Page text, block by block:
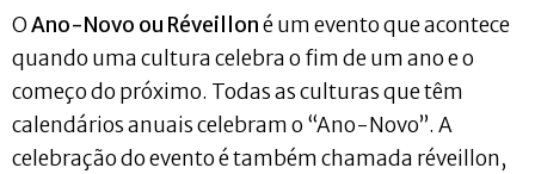
OAno-Novo ou Réveilloné um evento que acontece
quando uma cultura celebra o fim de um ano e o
começo do próximo. Todas as culturas que têm
calendários anuais celebram o “Ano-Novo”. A
celebração do evento é também chamada réveillon,